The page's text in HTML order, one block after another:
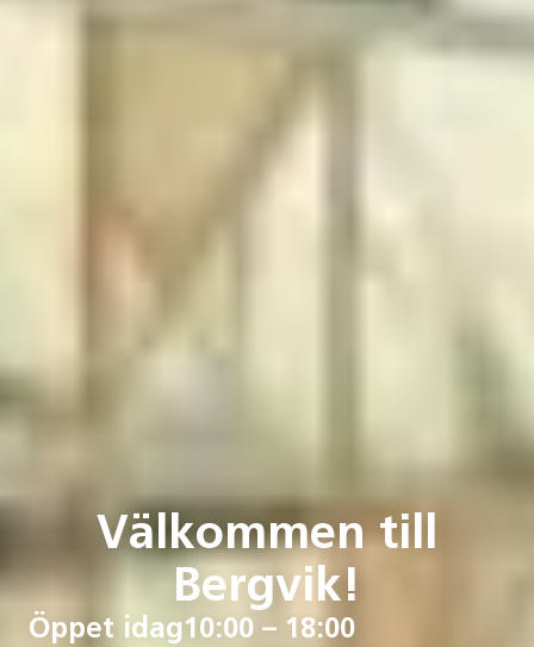
Välkommen till
Bergvik!
Öppet idag10:00 – 18:00